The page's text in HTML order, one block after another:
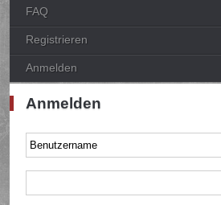
FAQ
Registrieren
Anmelden
Anmelden